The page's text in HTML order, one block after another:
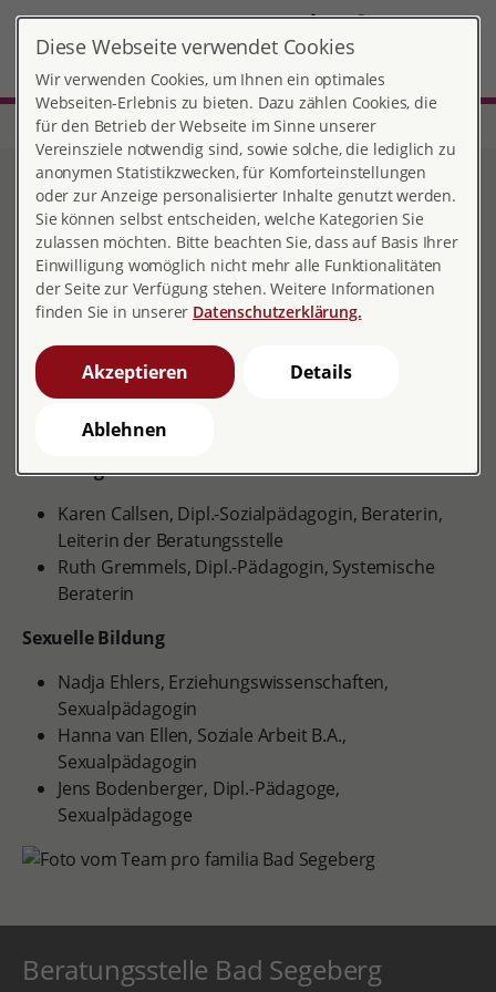
DE
Start Schleswig-Holstein Beratungsstelle Bad Segeberg
Team
In der pro familia-Beratungsstelle in Bad Segeberg
Erstkontakt und Verwaltung
Anneka Lessentin, Büromanagement
Beratung
Karen Callsen, Dipl.-Sozialpädagogin, Beraterin,
Leiterin der Beratungsstelle
Ruth Gremmels, Dipl.-Pädagogin, Systemische
Beraterin
Sexuelle Bildung
Nadja Ehlers, Erziehungswissenschaften,
Sexualpädagogin
Hanna van Ellen, Soziale Arbeit B.A.,
Sexualpädagogin
Jens Bodenberger, Dipl.-Pädagoge,
Sexualpädagoge
Beratungsstelle Bad Segeberg
Diese Webseite verwendet Cookies
Wir verwenden Cookies, um Ihnen ein optimales
Webseiten-Erlebnis zu bieten. Dazu zählen Cookies, die
für den Betrieb der Webseite im Sinne unserer
Vereinsziele notwendig sind, sowie solche, die lediglich zu
anonymen Statistikzwecken, für Komforteinstellungen
oder zur Anzeige personalisierter Inhalte genutzt werden.
Sie können selbst entscheiden, welche Kategorien Sie
zulassen möchten. Bitte beachten Sie, dass auf Basis Ihrer
Einwilligung womöglich nicht mehr alle Funktionalitäten
der Seite zur Verfügung stehen. Weitere Informationen
finden Sie in unserer Datenschutzerklärung.
Akzeptieren Details
Ablehnen